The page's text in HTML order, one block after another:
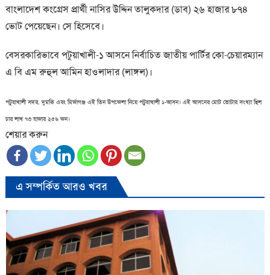
বাংলাদেশ কংগ্রেস প্রার্থী নাসির উদ্দিন তালুকদার (ডাব) ২৬ হাজার ৮৭৪
ভোট পেয়েছেন। সে হিসেবে।
বেসরকারিভাবে পটুয়াখালী-১ আসনে নির্বাচিত জাতীয় পার্টির কো-চেয়ারম্যান
এ বি এম রুহুল আমিন হাওলাদার (লাঙ্গল)।
পটুয়াখালী সদর, দুমকি এবং মির্জাগঞ্জ এই তিন উপজেলা নিয়ে পটুয়াখালী ১-আসন। এই আসনের মোট ভোটার সংখ্যা ছিল
চার লাখ ৭৩ হাজার ২৫৬ জন।
শেয়ার করুন
এ সম্পর্কিত আরও খবর